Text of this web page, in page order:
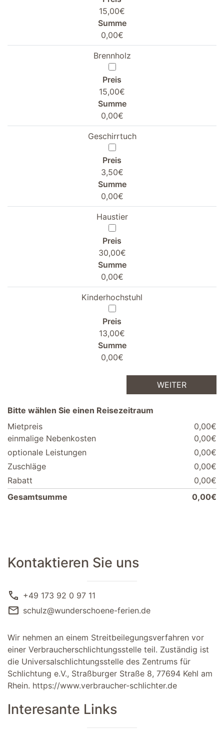
15,00€
Summe
0,00€
Brennholz
Preis
15,00€
Summe
0,00€
Geschirrtuch
Preis
3,50€
Summe
0,00€
Haustier
Preis
30,00€
Summe
0,00€
Kinderhochstuhl
Preis
13,00€
Summe
0,00€
WEITER
Bitte wählen Sie einen Reisezeitraum
Mietpreis
0,00€
einmalige Nebenkosten
0,00€
optionale Leistungen
0,00€
Zuschläge
0,00€
Rabatt
0,00€
Gesamtsumme
0,00€
Kontaktieren Sie uns
call +49 173 92 0 97 11
mail schulz@wunderschoene-ferien.de
Wir nehmen an einem Streitbeilegungsverfahren vor
einer Verbraucherschlichtungsstelle teil. Zuständig ist
die Universalschlichtungsstelle des Zentrums für
Schlichtung e.V., Straßburger Straße 8, 77694 Kehl am
Rhein. https://www.verbraucher-schlichter.de
Interesante Links